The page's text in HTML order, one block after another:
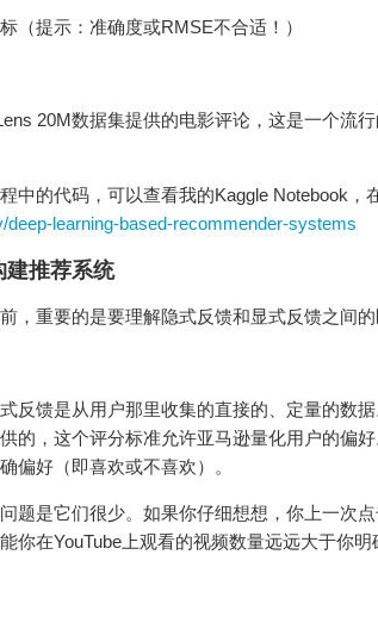
（提示：准确度或RMSE不合适！）
20M数据集提供的电影评论，这是一个流
中的代码，可以查看我的Kaggle Notebook，
deep-learning-based-recommender-systems
建推荐系统
，重要的是要理解隐式反馈和显式反馈之间
反馈是从用户那里收集的直接的、定量的数
的，这个评分标准允许亚马逊量化用户的偏
偏好（即喜欢或不喜欢）。
题是它们很少。如果你仔细想想，你上一次
你在YouTube上观看的视频数量远远大于你明